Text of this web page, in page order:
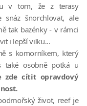
v tom, že z terasy
šnorchlovat, ale
tak bazénky - v rámci
i lepší vilku...
s komorníkem, který
také osobně potká u
zde cítit opravdový
život, reef je